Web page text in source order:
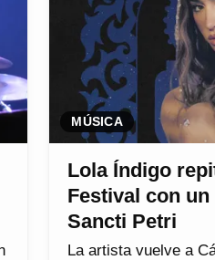
MÚSICA
Lola Índigo
Festival con
Sancti Petri
La artista vuelve a